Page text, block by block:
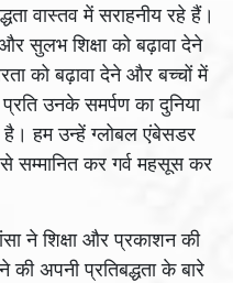
वास्तव में सराहनीय रहे हैं।
सुलभ शिक्षा को बढ़ावा देने
को बढ़ावा देने और बच्चों में
उनके समर्पण का दुनिया
है। हम उन्हें ग्लोबल एंबेसडर
सम्मानित कर गर्व महसूस कर
ने शिक्षा और प्रकाशन की
की अपनी प्रतिबद्धता के बारे